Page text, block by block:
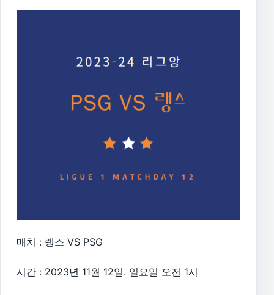
매치 : 랭스 VS PSG
시간 : 2023년 11월 12일. 일요일 오전 1시